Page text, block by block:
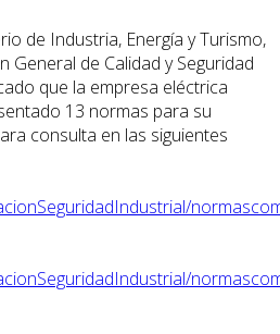
de Industria, Energía y Turismo,
General de Calidad y Seguridad
que la empresa eléctrica
13 normas para su
consulta en las siguientes